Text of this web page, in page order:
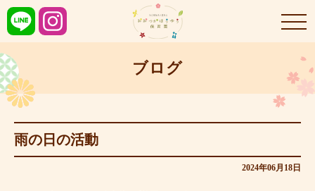
ブログ
雨の日の活動
2024年06月18日